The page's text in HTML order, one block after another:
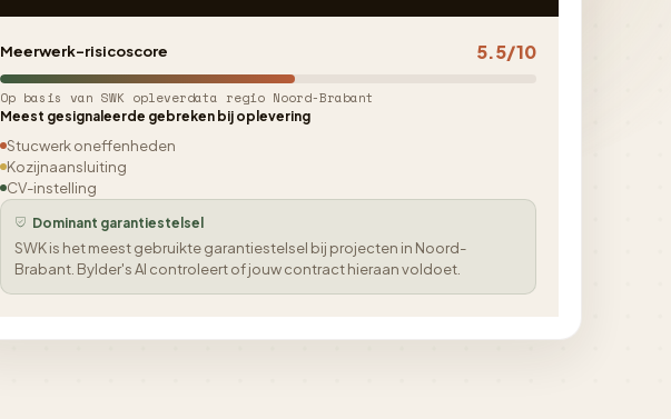
Meerwerk-risicoscore 5.5/10
Op basis van SWK opleverdata regio Noord-Brabant
Meest gesignaleerde gebreken bij oplevering
Stucwerk oneffenheden
Kozijnaansluiting
CV-instelling
Dominant garantiestelsel
SWK is het meest gebruikte garantiestelsel bij projecten in Noord-
Brabant. Bylder's AI controleert of jouw contract hieraan voldoet.